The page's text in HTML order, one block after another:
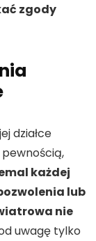
zgody
działce
każdej
lub
nie
uwagę tylko